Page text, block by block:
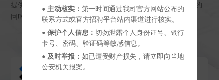
● 主动核实： 第一时间通过我司官方网站公布的
联系方式或官方招聘平台站内渠道进行核实。
● 保护个人信息： 切勿泄露个人身份证号、银行
卡号、密码、验证码等敏感信息。
● 及时举报： 如已遭受财产损失，请立即向当地
公安机关报案。
提供更具性价比的电子元件供应解决方案，帮助客户降低成本的
同时提升运营效率与服务水平。